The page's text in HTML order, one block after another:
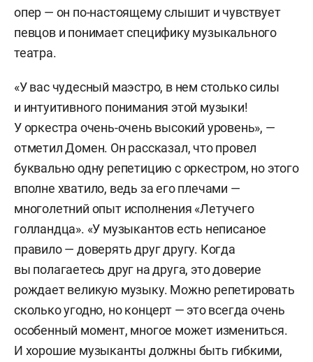
опер — он по-настоящему слышит и чувствует
певцов и понимает специфику музыкального
театра.
«У вас чудесный маэстро, в нем столько силы
и интуитивного понимания этой музыки!
У оркестра очень-очень высокий уровень», —
отметил Домен. Он рассказал, что провел
буквально одну репетицию с оркестром, но этого
вполне хватило, ведь за его плечами —
многолетний опыт исполнения «Летучего
голландца». «У музыкантов есть неписаное
правило — доверять друг другу. Когда
вы полагаетесь друг на друга, это доверие
рождает великую музыку. Можно репетировать
сколько угодно, но концерт — это всегда очень
особенный момент, многое может измениться.
И хорошие музыканты должны быть гибкими,